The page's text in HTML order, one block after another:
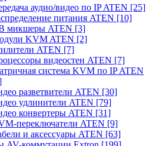
аудио/видео по IP ATEN [25]
питания ATEN [10]
микшеры ATEN [3]
KVM ATEN [2]
ATEN [7]
видеостен ATEN [7]
система KVM по IP ATEN
разветвители ATEN [30]
удлинители ATEN [79]
конвертеры ATEN [31]
переключатели ATEN [9]
и аксессуары ATEN [63]